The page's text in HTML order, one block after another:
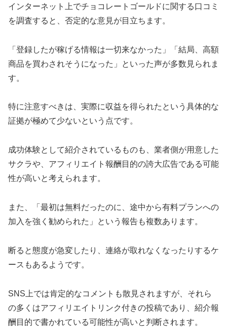
インターネット上でチョコレートゴールドに関する口コミ
を調査すると、否定的な意見が目立ちます。
「登録したが稼げる情報は一切来なかった」「結局、高額
商品を買わされそうになった」といった声が多数見られま
す。
特に注意すべきは、実際に収益を得られたという具体的な
証拠が極めて少ないという点です。
成功体験として紹介されているものも、業者側が用意した
サクラや、アフィリエイト報酬目的の誇大広告である可能
性が高いと考えられます。
また、「最初は無料だったのに、途中から有料プランへの
加入を強く勧められた」という報告も複数あります。
断ると態度が急変したり、連絡が取れなくなったりするケ
ースもあるようです。
SNS上では肯定的なコメントも散見されますが、それら
の多くはアフィリエイトリンク付きの投稿であり、紹介報
酬目的で書かれている可能性が高いと判断されます。